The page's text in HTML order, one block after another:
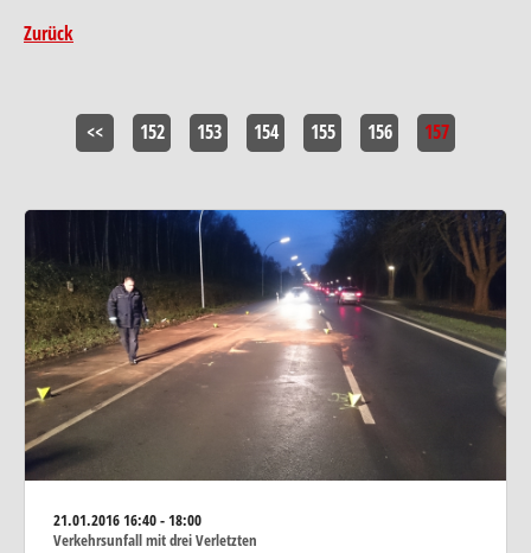
Zurück
<< 152 153 154 155 156 157
21.01.201616:40 - 18:00
Verkehrsunfall mit drei Verletzten